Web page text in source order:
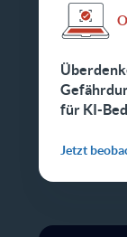
für KI-
Jetzt